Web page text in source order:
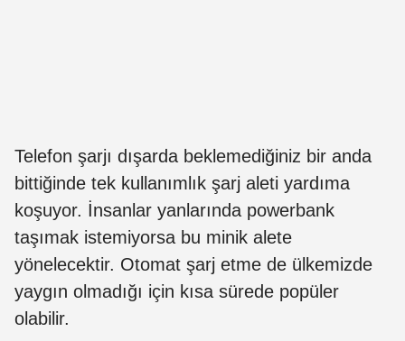
Telefon şarjı dışarda beklemediğiniz bir anda
bittiğinde tek kullanımlık şarj aleti yardıma
koşuyor. İnsanlar yanlarında powerbank
taşımak istemiyorsa bu minik alete
yönelecektir. Otomat şarj etme de ülkemizde
yaygın olmadığı için kısa sürede popüler
olabilir.